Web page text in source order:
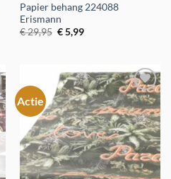
Papier behang 224088
Erismann
€29,95 Oorspronkelijke
prijs
€5,99Huidige
Actie
Toevoegen
aan
verlanglijst